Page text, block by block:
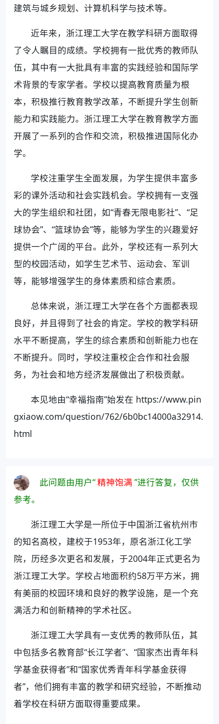
建筑与城乡规划、计算机科学与技术等。
近年来，浙江理工大学在教学科研方面取得
了令人瞩目的成绩。学校拥有一批优秀的教师队
伍，其中有一大批具有丰富的实践经验和国际学
术背景的专家学者。学校以提高教育质量为根
本，积极推行教育教学改革，不断提升学生创新
能力和实践能力。浙江理工大学在教育教学方面
开展了一系列的合作和交流，积极推进国际化办
学。
学校注重学生全面发展，为学生提供丰富多
彩的课外活动和社会实践机会。学校拥有一支强
大的学生组织和社团，如“青春无限电影社”、“足
球协会”、“篮球协会”等，能够为学生的兴趣爱好
提供一个广阔的平台。此外，学校还有一系列大
型的校园活动，如学生艺术节、运动会、军训
等，能够增强学生的身体素质和综合素质。
总体来说，浙江理工大学在各个方面都表现
良好，并且得到了社会的肯定。学校的教学科研
水平不断提高，学生的综合素质和创新能力也在
不断提升。同时，学校注重校企合作和社会服
务，为社会和地方经济发展做出了积极贡献。
本见地由“幸福指南”始发在 https://www.pin
gxiaow.com/question/762/6b0bc14000a32914.
html
此问题由用户“精神饱满 ”进行答复，仅供
参考。
浙江理工大学是一所位于中国浙江省杭州市
的知名高校，建校于1953年，原名浙江化工学
院，历经多次更名和发展，于2004年正式更名为
浙江理工大学。学校占地面积约58万平方米，拥
有美丽的校园环境和良好的教学设施，是一个充
满活力和创新精神的学术社区。
浙江理工大学具有一支优秀的教师队伍，其
中包括多名教育部“长江学者”、“国家杰出青年科
学基金获得者”和“国家优秀青年科学基金获得
者”，他们拥有丰富的教学和研究经验，不断推动
着学校在科研方面取得重要成果。